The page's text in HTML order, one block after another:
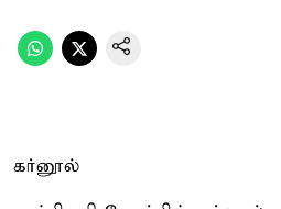
கர்னூல்